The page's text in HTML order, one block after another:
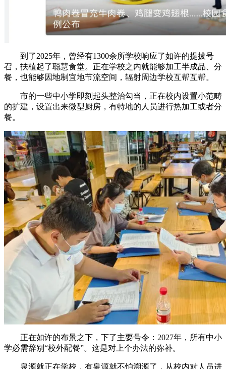
到了2025年，曾经有1300余所学校响应了如许的提拔号
召，扶植起了聪慧食堂。正在学校之内就能够加工半成品、分
餐，也能够因地制宜地节流空间，辐射周边学校互帮互帮。
市的一些中小学即刻起头整治勾当，正在校内设置小范畴
的扩建，设置出来微型厨房，有特地的人员进行热加工或者分
餐。
正在如许的布景之下，下了主要号令：2027年，所有中小
学必需辞别“校外配餐”。这是对上个办法的弥补。
泉源就正在学校，有泉源就不怕溯源了，从校内对人员进